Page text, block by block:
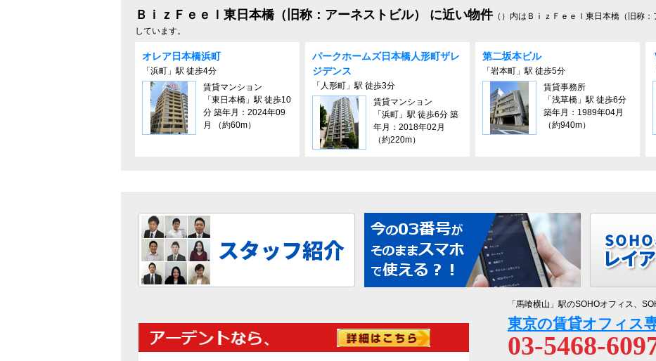
ＢｉｚＦｅｅｌ東日本橋（旧称：アーネストビル） に近い物件（）内はＢｉｚＦｅｅｌ東日本橋（旧称
しています。
オレア⽇本橋浜町
「浜町」駅 徒歩4分
賃貸マンション
「東日本橋」駅 徒歩10
分 築年月：2024年09
月 （約60m）
パークホームズ⽇本橋⼈形町ザレ
ジデンス
「人形町」駅 徒歩3分
賃貸マンション
「浜町」駅 徒歩6分 築
年月：2018年02月
（約220m）
第二坂本ビル
「岩本町」駅 徒歩5分
賃貸事務所
「浅草橋」駅 徒歩6分
築年月：1989年04月
（約940m）
「馬喰横山」駅のSOHOオフィス、
東京の賃貸オフィス
03-5468-